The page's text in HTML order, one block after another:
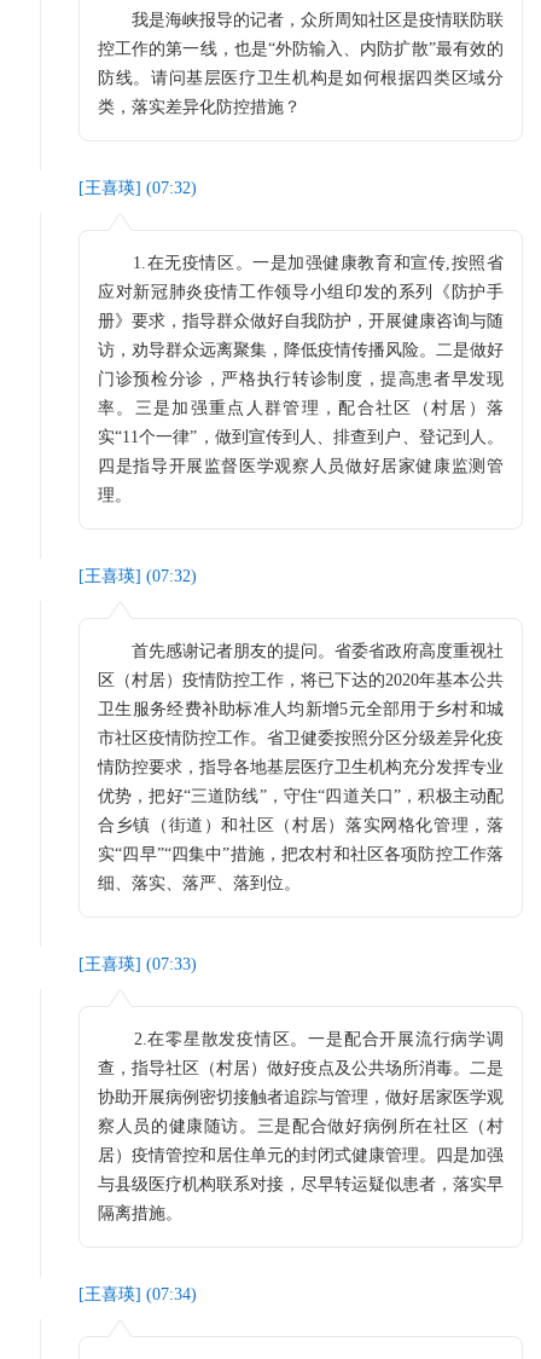
我是海峡报导的记者，众所周知社区是疫情联防联
控工作的第一线，也是“外防输入、内防扩散”最有效的
防线。请问基层医疗卫生机构是如何根据四类区域分
类，落实差异化防控措施？
[王喜瑛] (07:32)
1.在无疫情区。一是加强健康教育和宣传,按照省
应对新冠肺炎疫情工作领导小组印发的系列《防护手
册》要求，指导群众做好自我防护，开展健康咨询与随
访，劝导群众远离聚集，降低疫情传播风险。二是做好
门诊预检分诊，严格执行转诊制度，提高患者早发现
率。三是加强重点人群管理，配合社区（村居）落
实“11个一律”，做到宣传到人、排查到户、登记到人。
四是指导开展监督医学观察人员做好居家健康监测管
理。
[王喜瑛] (07:32)
首先感谢记者朋友的提问。省委省政府高度重视社
区（村居）疫情防控工作，将已下达的2020年基本公共
卫生服务经费补助标准人均新增5元全部用于乡村和城
市社区疫情防控工作。省卫健委按照分区分级差异化疫
情防控要求，指导各地基层医疗卫生机构充分发挥专业
优势，把好“三道防线”，守住“四道关口”，积极主动配
合乡镇（街道）和社区（村居）落实网格化管理，落
实“四早”“四集中”措施，把农村和社区各项防控工作落
细、落实、落严、落到位。
[王喜瑛] (07:33)
2.在零星散发疫情区。一是配合开展流行病学调
查，指导社区（村居）做好疫点及公共场所消毒。二是
协助开展病例密切接触者追踪与管理，做好居家医学观
察人员的健康随访。三是配合做好病例所在社区（村
居）疫情管控和居住单元的封闭式健康管理。四是加强
与县级医疗机构联系对接，尽早转运疑似患者，落实早
隔离措施。
[王喜瑛] (07:34)